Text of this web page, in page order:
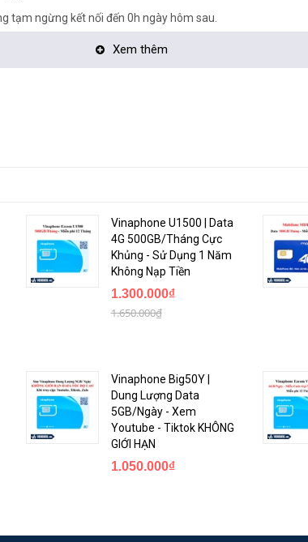
tạm ngừng kết nối đến 0h ngày hôm sau.
phút cuộc gọi ngoại mạng hàng tháng
đăng ký
Xem thêm
Vinaphone U1500 | Data
4G 500GB/Tháng Cực
Khủng - Sử Dụng 1 Năm
Không Nạp Tiền
1.300.000₫
1.650.000₫
Vinaphone Big50Y |
Dung Lượng Data
5GB/Ngày - Xem
Youtube - Tiktok KHÔNG
GIỚI HẠN
1.050.000₫